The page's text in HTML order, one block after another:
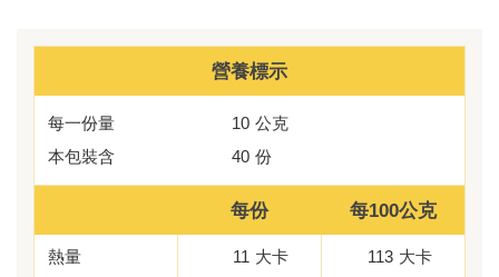
營養標示
每一份量 10 公克
本包裝含
40 份
每份 每100公克
熱量 11 大卡 113 大卡